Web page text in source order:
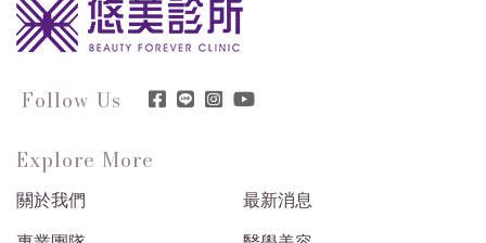
Follow Us
Explore More
關於我們 最新消息